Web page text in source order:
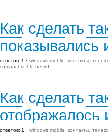
Как сделать
показывались
ответов: 1 windows mobile контакты
compact iv
htc herald
Как сделать
отображалось
ответов: 1 windows mobile контакты